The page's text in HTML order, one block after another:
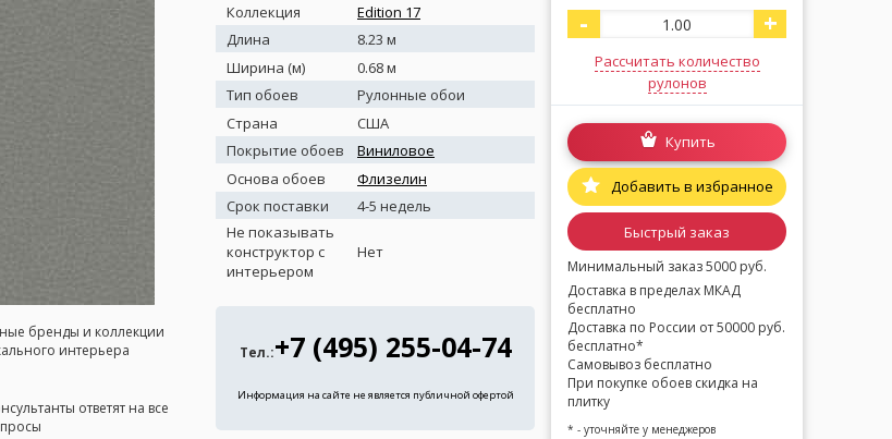
бренды и коллекции
интерьера
ответят на все
Коллекция
Edition 17
Длина
8.23 м
Ширина (м)
0.68 м
Тип обоев
Рулонные обои
Страна
США
Покрытие обоев
Виниловое
Основа обоев
Флизелин
Срок поставки
4-5 недель
Не показывать
конструктор с
интерьером
Нет
Тел.:+7 (495) 255-04-74
Информация на сайте не является публичной офертой
- +
Рассчитать количество
рулонов
Купить
Добавить в избранное
Быстрый заказ
Минимальный заказ 5000 руб.
Доставка в пределах МКАД
бесплатно
Доставка по России от 50000 руб.
бесплатно*
Самовывоз бесплатно
При покупке обоев скидка на
плитку
* - уточняйте у менеджеров